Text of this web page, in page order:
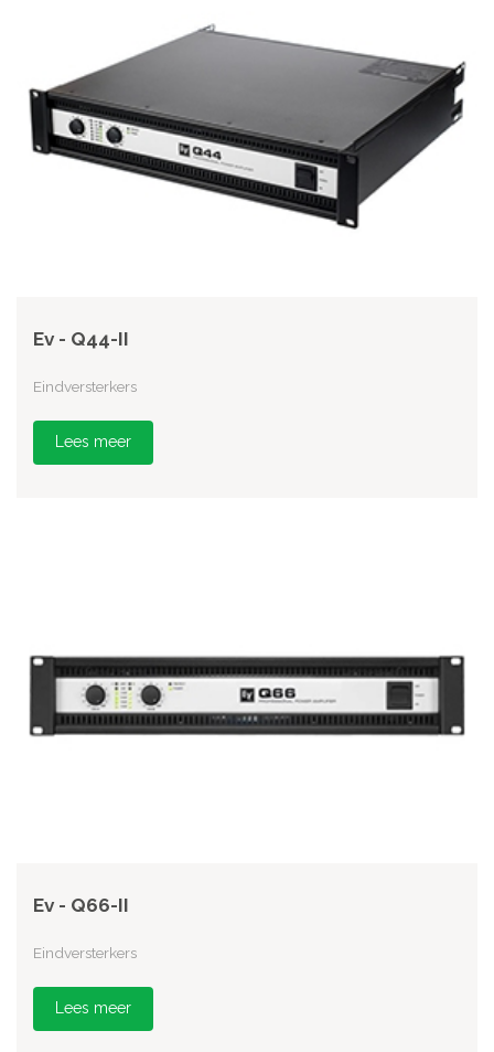
Ev - Q44-II
Eindversterkers
Lees meer
Ev - Q66-II
Eindversterkers
Lees meer